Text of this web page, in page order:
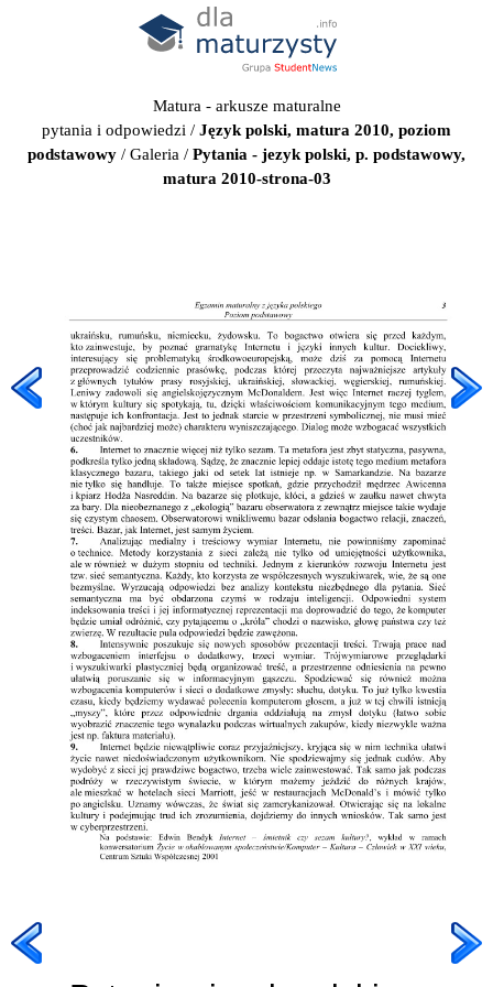
Matura - arkusze maturalne
pytania i odpowiedzi / Język polski, matura 2010, poziom
podstawowy / Galeria / Pytania - jezyk polski, p. podstawowy,
matura 2010-strona-03